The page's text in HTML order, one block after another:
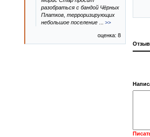
разобраться с бандой Чёрных
Платков, терроризирующих
небольшое поселение
>>
оценка: 8